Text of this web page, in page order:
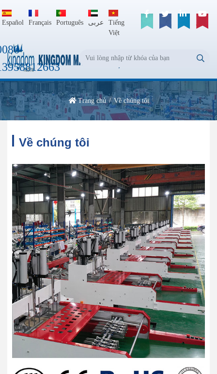
Español Français Português عربى
Tiếng
Việt
Trang chủ Về chúng tôi
Về chúng tôi